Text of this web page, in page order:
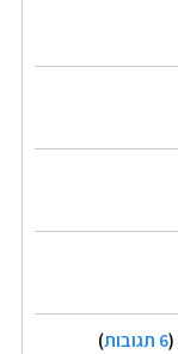
(6 תגובות
)